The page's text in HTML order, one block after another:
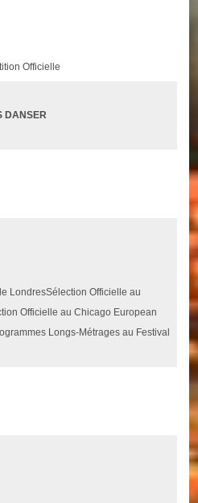
Officielle
DANSER
LondresSélection Officielle au
Officielle au Chicago European
Longs-Métrages au Festival